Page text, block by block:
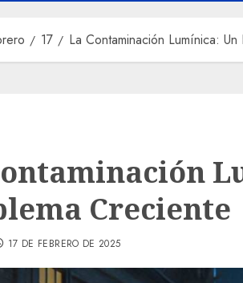
17 La Contaminación Lumínica:
Creciente
17 DE FEBRERO DE 2025